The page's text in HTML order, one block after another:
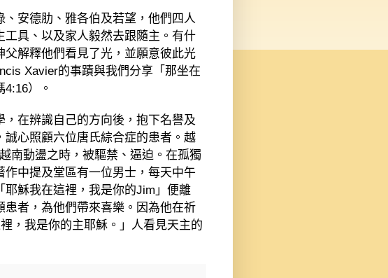
安德肋、雅各伯及若望，他們四人
具、以及家人毅然去跟隨主。有什
解釋他們看見了光，並願意彼此光
Xavier的事蹟與我們分享「那坐在
4:16）。
在辨識自己的方向後，抱下名譽及
心照顧六位唐氏綜合症的患者。越
南動盪之時，被驅禁、逼迫。在孤獨
中提及堂區有一位男士，每天中午
穌我在這裡，我是你的Jim 」便離
者，為他們帶來喜樂。因為他在祈
裡，我是你的主耶穌。」人看見天主的